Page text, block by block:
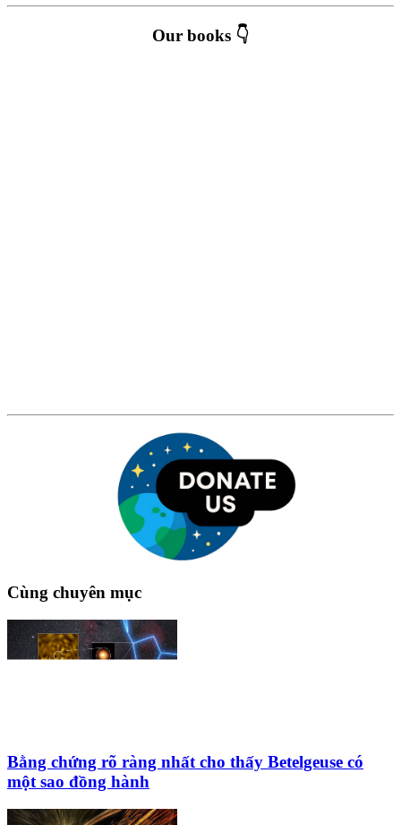
Our books 👇
Cùng chuyên mục
Bằng chứng rõ ràng nhất cho thấy Betelgeuse có
một sao đồng hành